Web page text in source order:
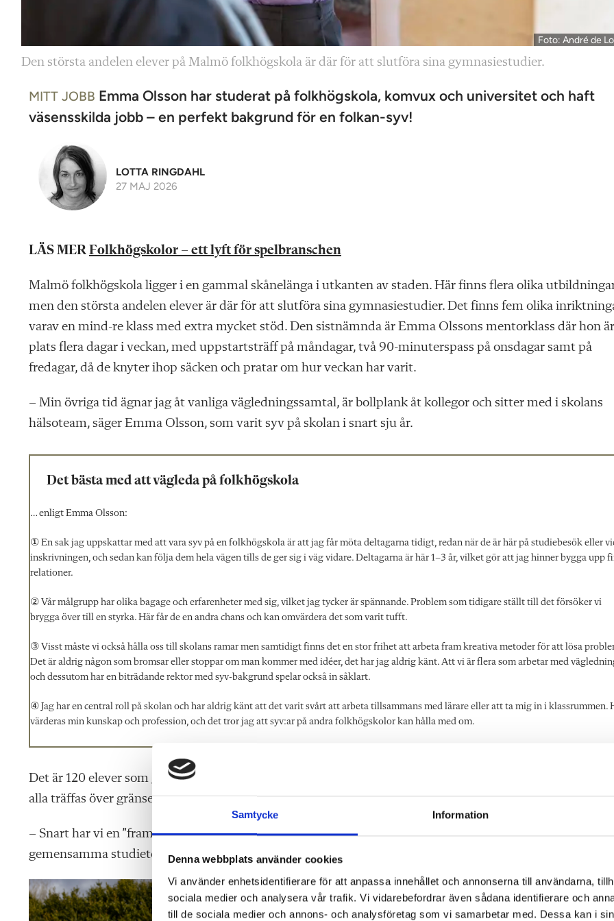
Samtycke Information
Denna webbplats använder cookies
Vi använder enhetsidentifierare för att anpassa innehållet och annonserna till användarna,
sociala medier och analysera vår trafik. Vi vidarebefordrar även sådana identifierare och
till de sociala medier och annons- och analysföretag som vi samarbetar med. Dessa kan i
Foto: André de
Den största andelen elever på Malmö folkhögskola är där för att slutföra sina gymnasiestudier.
MITT JOBB Emma Olsson har studerat på folkhögskola, komvux och universitet och haft
väsensskilda jobb – en perfekt bakgrund för en folkan-syv!
LOTTA RINGDAHL
27 MAJ 2026
LÄS MER Folkhögskolor – ett lyft för spelbranschen
Malmö folkhögskola ligger i en gammal skånelänga i utkanten av staden. Här finns flera olika
men den största andelen elever är där för att slutföra sina gymnasiestudier. Det finns fem olika
varav en mind-re klass med extra mycket stöd. Den sistnämnda är Emma Olssons mentorklass där hon
plats flera dagar i veckan, med uppstartsträff på måndagar, två 90-minuterspass på onsdagar samt på
fredagar, då de knyter ihop säcken och pratar om hur veckan har varit.
– Min övriga tid ägnar jag åt vanliga vägledningssamtal, är bollplank åt kollegor och sitter med i skolans
hälsoteam, säger Emma Olsson, som varit syv på skolan i snart sju år.
Det bästa med att vägleda på folkhögskola
… enligt Emma Olsson:
① En sak jag uppskattar med att vara syv på en folkhögskola är att jag får möta deltagarna tidigt, redan när de är här på studiebesök eller
inskrivningen, och sedan kan följa dem hela vägen tills de ger sig i väg vidare. Deltagarna är här 1–3 år, vilket gör att jag hinner bygga upp
relationer.
② Vår målgrupp har olika bagage och erfarenheter med sig, vilket jag tycker är spännande. Problem som tidigare ställt till det försöker vi
brygga över till en styrka. Här får de en andra chans och kan omvärdera det som varit tufft.
③ Visst måste vi också hålla oss till skolans ramar men samtidigt finns det en stor frihet att arbeta fram kreativa metoder för att lösa
Det är aldrig någon som bromsar eller stoppar om man kommer med idéer, det har jag aldrig känt. Att vi är flera som arbetar med
och dessutom har en biträdande rektor med syv-bakgrund spelar också in såklart.
④ Jag har en central roll på skolan och har aldrig känt att det varit svårt att arbeta tillsammans med lärare eller att ta mig in i klassrummen.
värderas min kunskap och profession, och det tror jag att syv:ar på andra folkhögskolor kan hålla med om.
Det är 120 elever som går allmän kurs, sedan finns det även kreativa utbildningar och specifika kurser. Men
alla träffas över gränserna och har många gemensamma aktiviteter.
– Snart har vi en ”framtidsdag”, då tidigare deltagare kommer på besök och berättar om sina liv. Vi har
gemensamma studieteknikdagar, författarbesök och andra aktiviteter.